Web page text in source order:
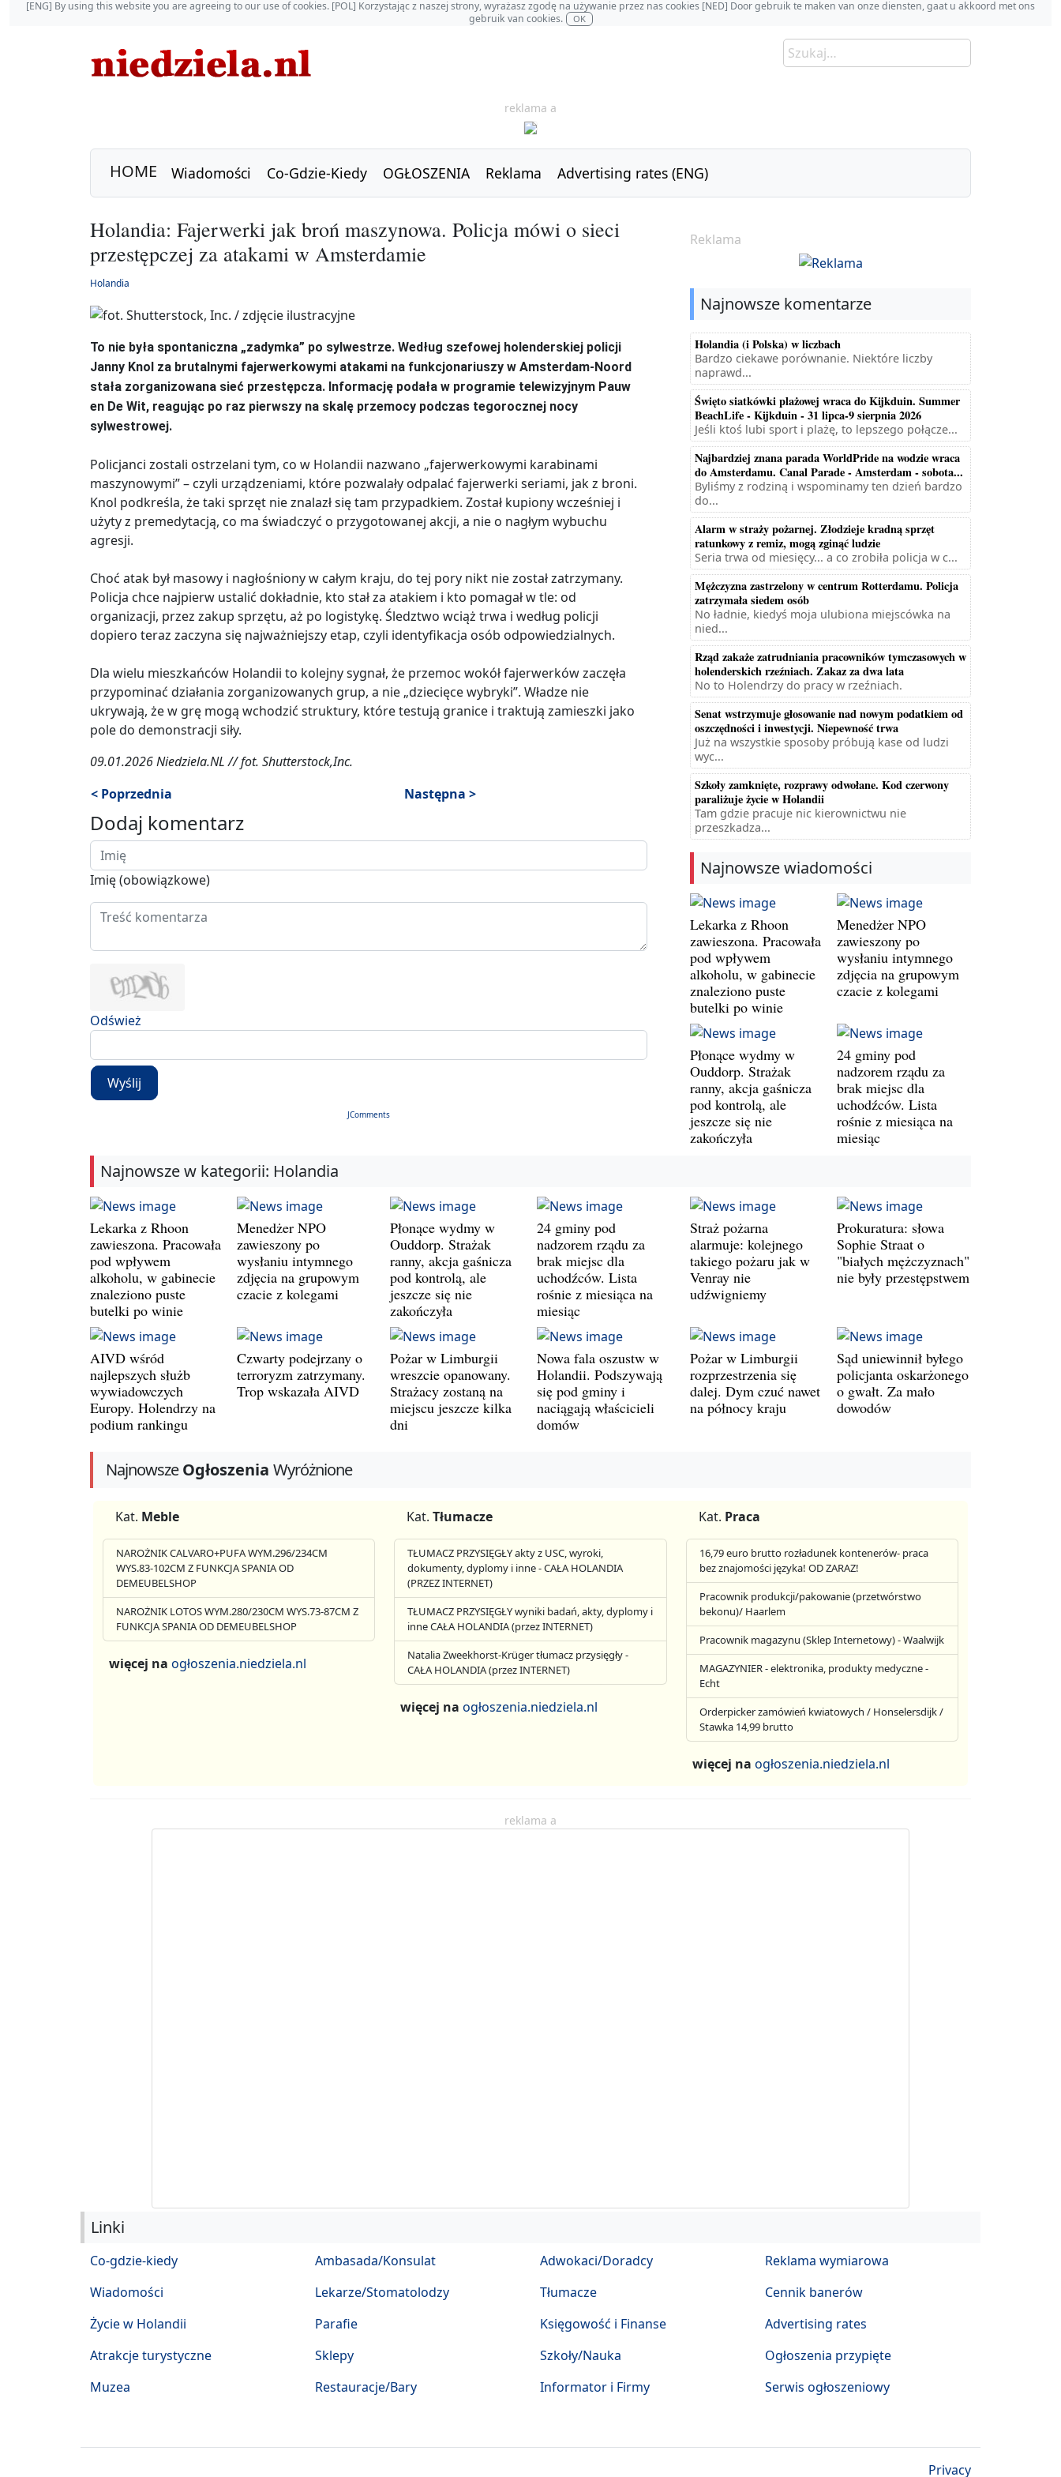
[ENG] By using this website you are agreeing to our use of cookies. [POL] Korzystając z naszej strony, wyrażasz zgodę na używanie przez nas cookies [NED] Door gebruik te maken van onze diensten, gaat u akkoord met ons
gebruik van cookies.
OK
reklama a
HOME Wiadomości Co-Gdzie-Kiedy OGŁOSZENIA Reklama Advertising rates (ENG)
Holandia: Fajerwerki jak broń maszynowa. Policja mówi o sieci
przestępczej za atakami w Amsterdamie
Holandia
To nie była spontaniczna „zadymka” po sylwestrze. Według szefowej holenderskiej policji
Janny Knol za brutalnymi fajerwerkowymi atakami na funkcjonariuszy w Amsterdam-Noord
stała zorganizowana sieć przestępcza. Informację podała w programie telewizyjnym Pauw
en De Wit, reagując po raz pierwszy na skalę przemocy podczas tegorocznej nocy
sylwestrowej.
Policjanci zostali ostrzelani tym, co w Holandii nazwano „fajerwerkowymi karabinami
maszynowymi” – czyli urządzeniami, które pozwalały odpalać fajerwerki seriami, jak z broni.
Knol podkreśla, że taki sprzęt nie znalazł się tam przypadkiem. Został kupiony wcześniej i
użyty z premedytacją, co ma świadczyć o przygotowanej akcji, a nie o nagłym wybuchu
agresji.
Choć atak był masowy i nagłośniony w całym kraju, do tej pory nikt nie został zatrzymany.
Policja chce najpierw ustalić dokładnie, kto stał za atakiem i kto pomagał w tle: od
organizacji, przez zakup sprzętu, aż po logistykę. Śledztwo wciąż trwa i według policji
dopiero teraz zaczyna się najważniejszy etap, czyli identyfikacja osób odpowiedzialnych.
Dla wielu mieszkańców Holandii to kolejny sygnał, że przemoc wokół fajerwerków zaczęła
przypominać działania zorganizowanych grup, a nie „dziecięce wybryki”. Władze nie
ukrywają, że w grę mogą wchodzić struktury, które testują granice i traktują zamieszki jako
pole do demonstracji siły.
09.01.2026 Niedziela.NL // fot. Shutterstock,Inc.
< Poprzednia
Następna >
Dodaj komentarz
Imię (obowiązkowe)
Odśwież
Wyślij
JComments
Reklama
Najnowsze komentarze
Holandia (i Polska) w liczbach
Bardzo ciekawe porównanie. Niektóre liczby
naprawd...
Święto siatkówki plażowej wraca do Kijkduin. Summer
BeachLife - Kijkduin - 31 lipca-9 sierpnia 2026
Jeśli ktoś lubi sport i plażę, to lepszego połącze...
Najbardziej znana parada WorldPride na wodzie wraca
do Amsterdamu. Canal Parade - Amsterdam - sobota...
Byliśmy z rodziną i wspominamy ten dzień bardzo
do...
Alarm w straży pożarnej. Złodzieje kradną sprzęt
ratunkowy z remiz, mogą zginąć ludzie
Seria trwa od miesięcy... a co zrobiła policja w c...
Mężczyzna zastrzelony w centrum Rotterdamu. Policja
zatrzymała siedem osób
No ładnie, kiedyś moja ulubiona miejscówka na
nied...
Rząd zakaże zatrudniania pracowników tymczasowych w
holenderskich rzeźniach. Zakaz za dwa lata
No to Holendrzy do pracy w rzeźniach.
Senat wstrzymuje głosowanie nad nowym podatkiem od
oszczędności i inwestycji. Niepewność trwa
Już na wszystkie sposoby próbują kase od ludzi
wyc...
Szkoły zamknięte, rozprawy odwołane. Kod czerwony
paraliżuje życie w Holandii
Tam gdzie pracuje nic kierownictwu nie
przeszkadza...
Najnowsze wiadomości
Lekarka z Rhoon
zawieszona. Pracowała
pod wpływem
alkoholu, w gabinecie
znaleziono puste
butelki po winie
Menedżer NPO
zawieszony po
wysłaniu intymnego
zdjęcia na grupowym
czacie z kolegami
Płonące wydmy w
Ouddorp. Strażak
ranny, akcja gaśnicza
pod kontrolą, ale
jeszcze się nie
zakończyła
24 gminy pod
nadzorem rządu za
brak miejsc dla
uchodźców. Lista
rośnie z miesiąca na
miesiąc
Najnowsze w kategorii: Holandia
Lekarka z Rhoon
zawieszona. Pracowała
pod wpływem
alkoholu, w gabinecie
znaleziono puste
butelki po winie
Menedżer NPO
zawieszony po
wysłaniu intymnego
zdjęcia na grupowym
czacie z kolegami
Płonące wydmy w
Ouddorp. Strażak
ranny, akcja gaśnicza
pod kontrolą, ale
jeszcze się nie
zakończyła
24 gminy pod
nadzorem rządu za
brak miejsc dla
uchodźców. Lista
rośnie z miesiąca na
miesiąc
Straż pożarna
alarmuje: kolejnego
takiego pożaru jak w
Venray nie
udźwigniemy
Prokuratura: słowa
Sophie Straat o
"białych mężczyznach"
nie były przestępstwem
AIVD wśród
najlepszych służb
wywiadowczych
Europy. Holendrzy na
podium rankingu
Czwarty podejrzany o
terroryzm zatrzymany.
Trop wskazała AIVD
Pożar w Limburgii
wreszcie opanowany.
Strażacy zostaną na
miejscu jeszcze kilka
dni
Nowa fala oszustw w
Holandii. Podszywają
się pod gminy i
naciągają właścicieli
domów
Pożar w Limburgii
rozprzestrzenia się
dalej. Dym czuć nawet
na północy kraju
Sąd uniewinnił byłego
policjanta oskarżonego
o gwałt. Za mało
dowodów
NajnowszeOgłoszenia Wyróżnione
Kat. Meble
NAROŻNIK CALVARO+PUFA WYM.296/234CM
WYS.83-102CM Z FUNKCJA SPANIA OD
DEMEUBELSHOP
NAROŻNIK LOTOS WYM.280/230CM WYS.73-87CM Z
FUNKCJA SPANIA OD DEMEUBELSHOP
więcej na ogłoszenia.niedziela.nl
Kat. Tłumacze
TŁUMACZ PRZYSIĘGŁY akty z USC, wyroki,
dokumenty, dyplomy i inne - CAŁA HOLANDIA
(PRZEZ INTERNET)
TŁUMACZ PRZYSIĘGŁY wyniki badań, akty, dyplomy i
inne CAŁA HOLANDIA (przez INTERNET)
Natalia Zweekhorst-Krüger tłumacz przysięgły -
CAŁA HOLANDIA (przez INTERNET)
więcej naogłoszenia.niedziela.nl
Kat. Praca
16,79 euro brutto rozładunek kontenerów- praca
bez znajomości języka! OD ZARAZ!
Pracownik produkcji/pakowanie (przetwórstwo
bekonu)/ Haarlem
Pracownik magazynu (Sklep Internetowy) - Waalwijk
MAGAZYNIER - elektronika, produkty medyczne -
Echt
Orderpicker zamówień kwiatowych / Honselersdijk /
Stawka 14,99 brutto
więcej na ogłoszenia.niedziela.nl
reklama a
Linki
Co-gdzie-kiedy
Wiadomości
Życie w Holandii
Atrakcje turystyczne
Muzea
Ambasada/Konsulat
Lekarze/Stomatolodzy
Parafie
Sklepy
Restauracje/Bary
Adwokaci/Doradcy
Tłumacze
Księgowość i Finanse
Szkoły/Nauka
Informator i Firmy
Reklama wymiarowa
Cennik banerów
Advertising rates
Ogłoszenia przypięte
Serwis ogłoszeniowy
Privacy